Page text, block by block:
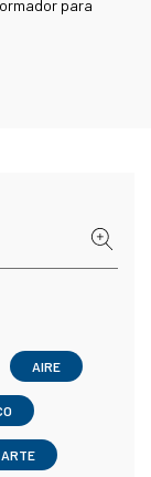
para
AIRE
ARTE